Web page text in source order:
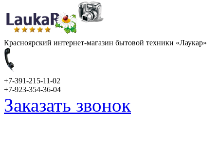
Красноярский интернет-магазин бытовой техники «Лаукар»
+7-391-215-11-02
+7-923-354-36-04
Заказать звонок